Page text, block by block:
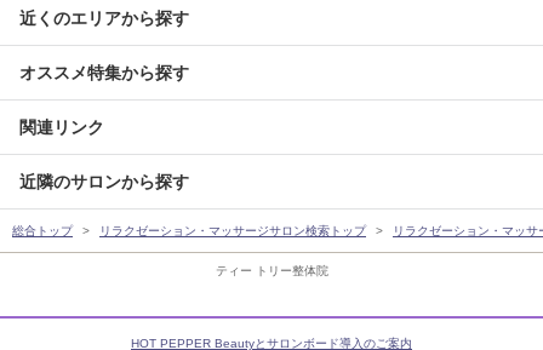
ティー トリー整体院
近くのエリアから探す
オススメ特集から探す
関連リンク
近隣のサロンから探す
総合トップ リラクゼーション・マッサージサロン検索トップ リラクゼーション・マッ
HOT PEPPER Beautyとサロンボード導入のご案内